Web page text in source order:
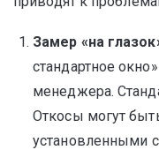
Замер «на
стандартное
менеджера.
Откосы могут
установленными